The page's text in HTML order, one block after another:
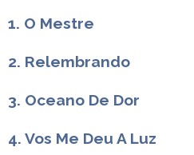
1. O Mestre
2. Relembrando
3. Oceano De Dor
4. Vos Me Deu A Luz